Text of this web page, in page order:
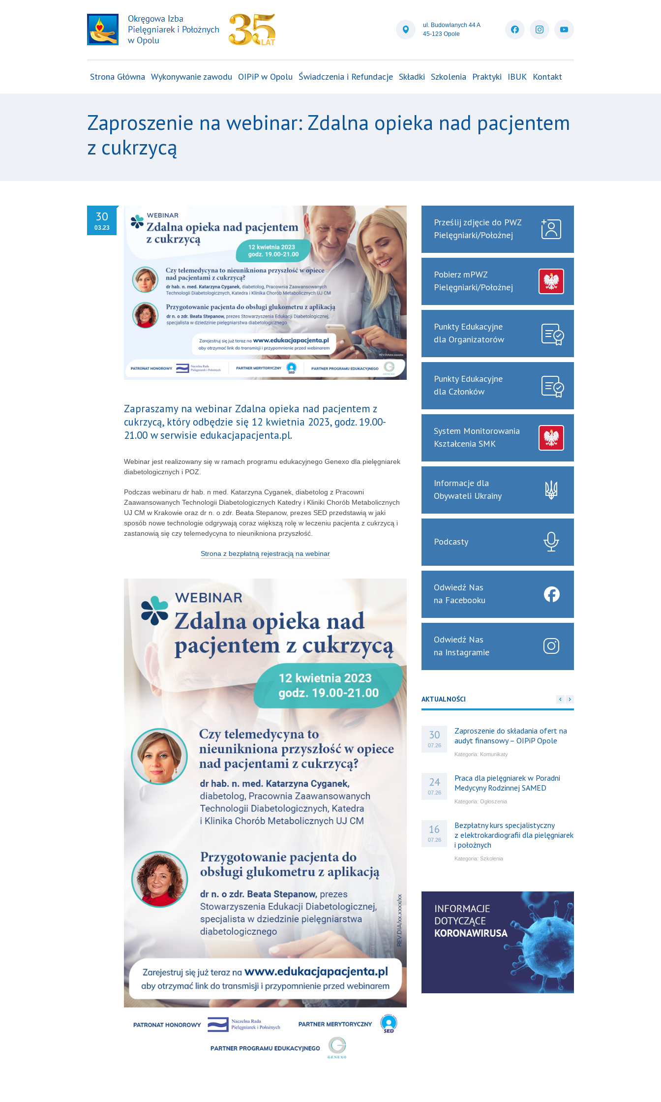
ul. Budowlanych 44 A
45-123 Opole
Strona Główna Wykonywanie zawodu OIPiP w Opolu Świadczenia i Refundacje Składki Szkolenia Praktyki IBUK Kontakt
Zaproszenie na webinar: Zdalna opieka nad pacjentem
z cukrzycą
30
03.23
Zapraszamy na webinar Zdalna opieka nad pacjentem z
cukrzycą, który odbędzie się 12 kwietnia 2023, godz. 19.00-
21.00 w serwisie edukacjapacjenta.pl.
Webinar jest realizowany się w ramach programu edukacyjnego Genexo dla pielęgniarek
diabetologicznych i POZ.
Podczas webinaru dr hab. n med. Katarzyna Cyganek, diabetolog z Pracowni
Zaawansowanych Technologii Diabetologicznych Katedry i Kliniki Chorób Metabolicznych
UJ CM w Krakowie oraz dr n. o zdr. Beata Stepanow, prezes SED przedstawią w jaki
sposób nowe technologie odgrywają coraz większą rolę w leczeniu pacjenta z cukrzycą i
zastanowią się czy telemedycyna to nieunikniona przyszłość.
Strona z bezpłatną rejestracją na webinar
Prześlij zdjęcie do PWZ
Pielęgniarki/Położnej
Pobierz mPWZ
Pielęgniarki/Położnej
Punkty Edukacyjne
dla Organizatorów
Punkty Edukacyjne
dla Członków
System Monitorowania
Kształcenia SMK
Informacje dla
Obywateli Ukrainy
Podcasty
Odwiedź Nas
na Facebooku
Odwiedź Nas
na Instagramie
AKTUALNOŚCI
30
07.26
Zaproszenie do składania ofert na
audyt finansowy – OIPiP Opole
Kategoria: Komunikaty
24
07.26
Praca dla pielęgniarek w Poradni
Medycyny Rodzinnej SAMED
Kategoria: Ogłoszenia
16
07.26
Bezpłatny kurs specjalistyczny
z elektrokardiografii dla pielęgniarek
i położnych
Kategoria: Szkolenia
do praktyki – aktualny konsensus
ekspertów w dostępie naczyniowym
Zaproszenie na Ogólnopolską
Konferencję Naukową „Terminologia
w pielęgniarstwie – komunikacja,
standaryzacja, praktyka”